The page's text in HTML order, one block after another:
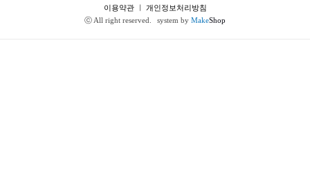
이용약관ㅣ 개인정보처리방침
ⓒ All right reserved.
system by MakeShop